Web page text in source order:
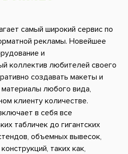
самый широкий сервис по
рекламы. Новейшее
и
коллектив любителей своего
создавать макеты и
материалы любого вида,
клиенту количестве.
в себя все
табличек до гигантских
объемных вывесок,
таких как,